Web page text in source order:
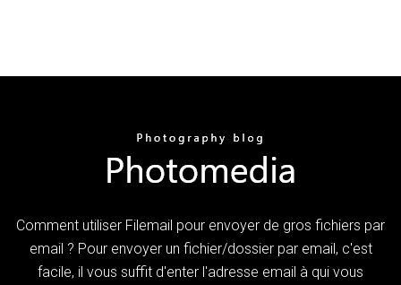
Comment utiliser Filemail pour envoyer de gros fichiers par
email ? Pour envoyer un fichier/dossier par email, c'est
facile, il vous suffit d'enter l'adresse email à qui vous